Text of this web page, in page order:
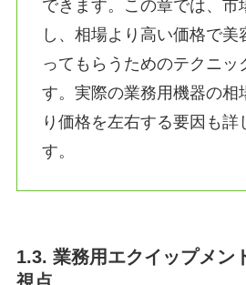
できます。この章では、市
し、相場より高い価格で美
ってもらうためのテクニッ
す。実際の業務用機器の相
り価格を左右する要因も詳
す。
1.3. 業務用エクイップメン